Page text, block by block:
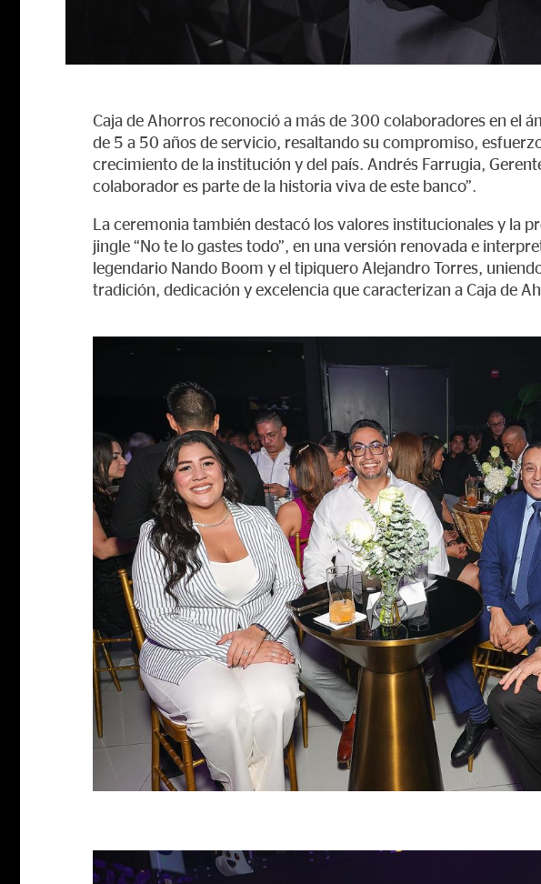
Caja de Ahorros reconoció a más de 300 colaboradores en el
de 5 a 50 años de servicio, resaltando su compromiso,
crecimiento de la institución y del país. Andrés Farrugia,
colaborador es parte de la historia viva de este banco”.
La ceremonia también destacó los valores institucionales y la
jingle “No te lo gastes todo”, en una versión renovada e
legendario Nando Boom y el tipiquero Alejandro Torres,
tradición, dedicación y excelencia que caracterizan a Caja de